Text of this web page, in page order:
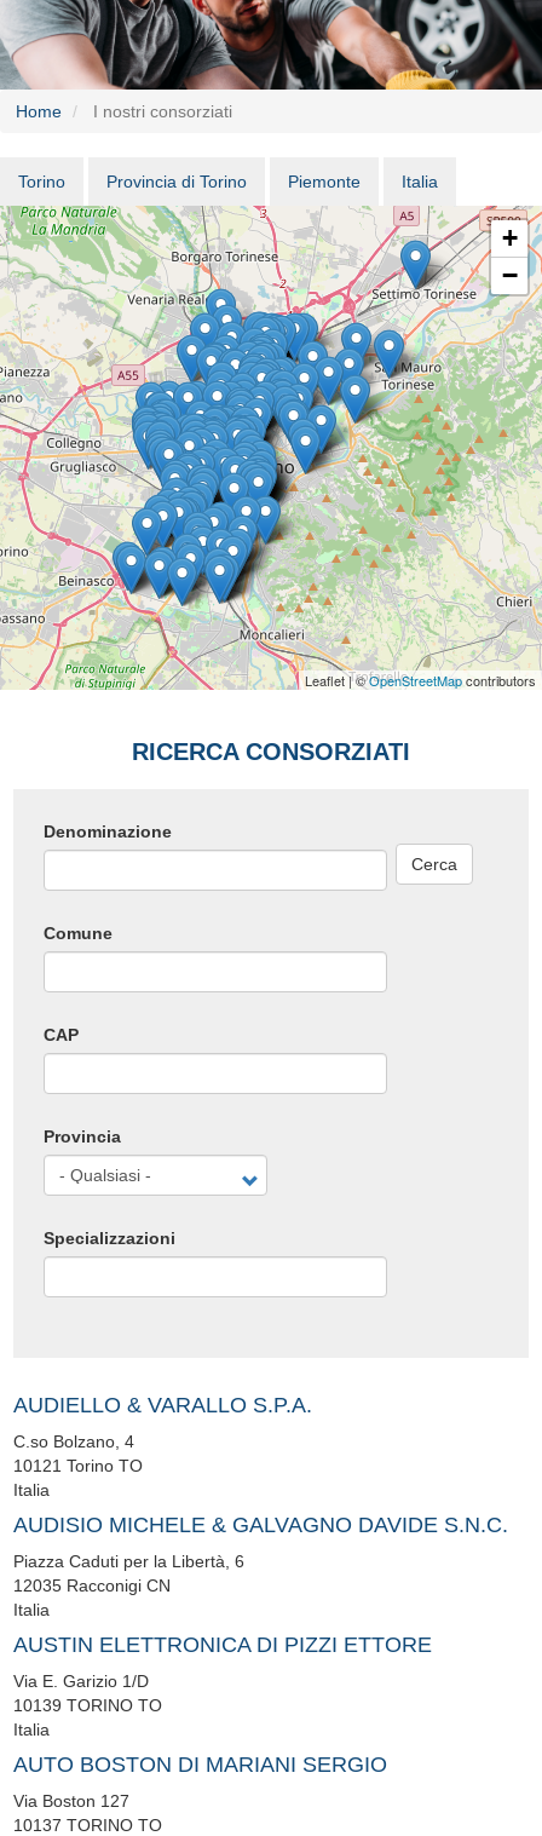
Home I nostri consorziati
Menu
Mappa
Torino Provincia di Torino Piemonte Italia
+
−
Leaflet | ©OpenStreetMapcontributors
RICERCA CONSORZIATI
Denominazione
Comune
CAP
Provincia
Specializzazioni
Cerca
AUDIELLO & VARALLO S.P.A.
C.so Bolzano, 4
10121 Torino TO
Italia
AUDISIO MICHELE & GALVAGNO DAVIDE S.N.C.
Piazza Caduti per la Libertà, 6
12035 Racconigi CN
Italia
AUSTIN ELETTRONICA DI PIZZI ETTORE
Via E. Garizio 1/D
10139 TORINO TO
Italia
AUTO BOSTON DI MARIANI SERGIO
Via Boston 127
10137 TORINO TO